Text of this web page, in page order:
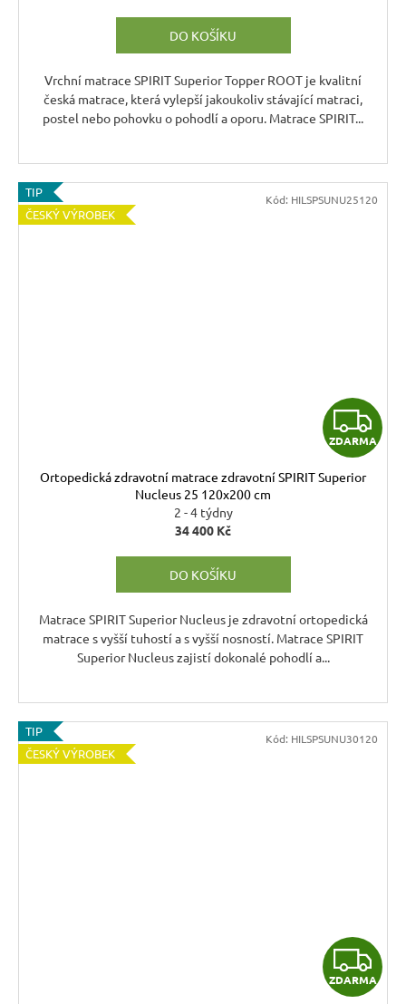
DO KOŠÍKU
Vrchní matrace SPIRIT Superior Topper ROOT je kvalitní
česká matrace, která vylepší jakoukoliv stávající matraci,
postel nebo pohovku o pohodlí a oporu. Matrace SPIRIT...
TIP
ČESKÝ VÝROBEK
Z
D
ZDARMA
Ortopedická zdravotní matrace zdravotní SPIRIT Superior
Nucleus 25 120x200 cm
2 - 4 týdny
34 400 Kč
DO KOŠÍKU
Matrace SPIRIT Superior Nucleus je zdravotní ortopedická
matrace s vyšší tuhostí a s vyšší nosností. Matrace SPIRIT
Superior Nucleus zajistí dokonalé pohodlí a...
Kód: HILSPSUNU25120
TIP
ČESKÝ VÝROBEK
Z
ZDARMA
Kód: HILSPSUNU30120